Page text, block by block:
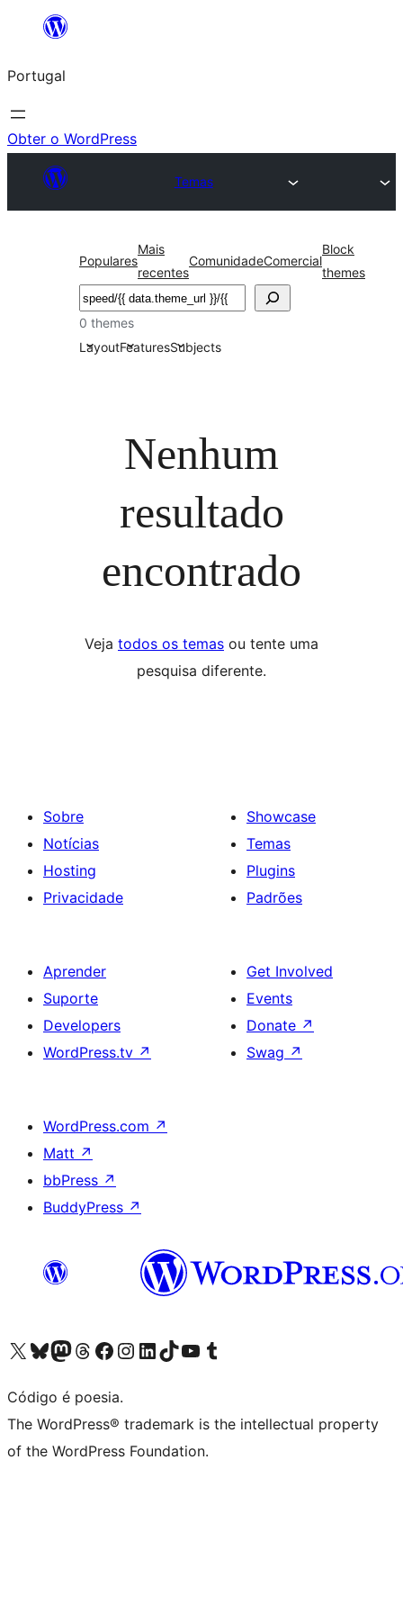
Saltar
o
conteúdo
Portugal
Obter o WordPress
Temas
Populares
Mais
recentes
ComunidadeComercial
Block
themes
Pesquisar
0 themes
LayoutFeaturesSubjects
Nenhum
resultado
encontrado
Veja todos os temas ou tente uma
pesquisa diferente.
Sobre
Notícias
Hosting
Privacidade
Showcase
Temas
Plugins
Padrões
Aprender
Suporte
Developers
WordPress.tv ↗
Get Involved
Events
Donate ↗
Swag ↗
WordPress.com ↗
Matt ↗
bbPress ↗
BuddyPress ↗
Visite a nossa conta X (antigo Twitter)
Visit our Bluesky account
Visit our Mastodon account
Visit our Threads account
Visite a nossa página do Facebook
Visite a nossa conta no Instagram
Visite a nossa conta no LinkedIn
Visit our TikTok account
Visit our YouTube channel
Visit our Tumblr account
Código é poesia.
The WordPress® trademark is the intellectual property
of the WordPress Foundation.